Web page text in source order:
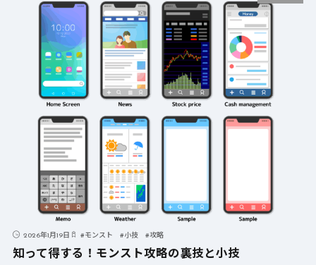
2026年1月19日 #モンスト #小技 #攻略
知って得する！モンスト攻略の裏技と小技